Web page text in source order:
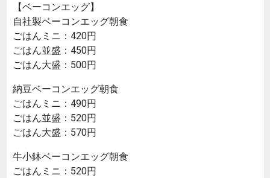
【ベーコンエッグ】
自社製ベーコンエッグ朝食
ごはんミニ：420円
ごはん並盛：450円
ごはん大盛：500円
納豆ベーコンエッグ朝食
ごはんミニ：490円
ごはん並盛：520円
ごはん大盛：570円
牛小鉢ベーコンエッグ朝食
ごはんミニ：520円